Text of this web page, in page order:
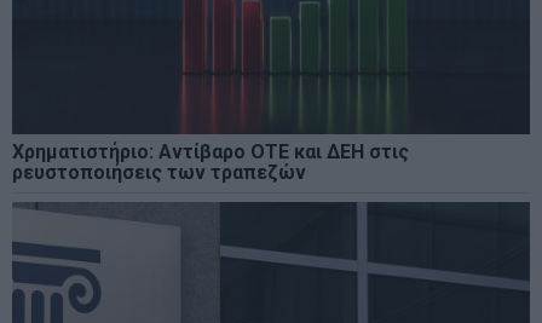
Χρηματιστήριο: Αντίβαρο ΟΤΕ και ΔΕΗ στις
ρευστοποιήσεις των τραπεζών